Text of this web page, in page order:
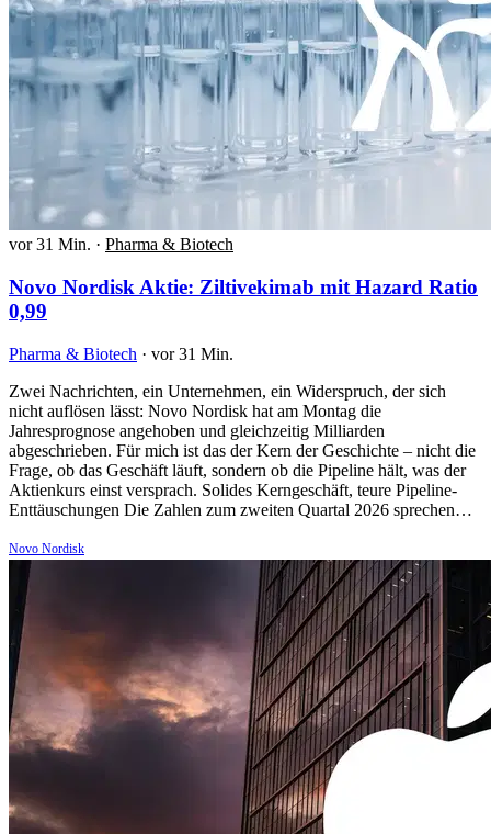
vor 31 Min. · Pharma & Biotech
Novo Nordisk Aktie: Ziltivekimab mit Hazard Ratio
0,99
Pharma & Biotech · vor 31 Min.
Zwei Nachrichten, ein Unternehmen, ein Widerspruch, der sich
nicht auflösen lässt: Novo Nordisk hat am Montag die
Jahresprognose angehoben und gleichzeitig Milliarden
abgeschrieben. Für mich ist das der Kern der Geschichte – nicht die
Frage, ob das Geschäft läuft, sondern ob die Pipeline hält, was der
Aktienkurs einst versprach. Solides Kerngeschäft, teure Pipeline-
Enttäuschungen Die Zahlen zum zweiten Quartal 2026 sprechen…
Novo Nordisk